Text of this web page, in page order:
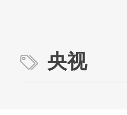
央视